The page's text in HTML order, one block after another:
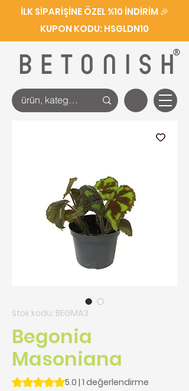
BETONISH
®
İLK SİPARİŞİNE ÖZEL %10 İNDİRİM 🎉
KUPON KODU: HSGLDN10
Stok kodu: BEGMA3
Begonia
Masoniana
1 değerlendirmeye göre beş yıldız
5.0 | 1 değerlendirme